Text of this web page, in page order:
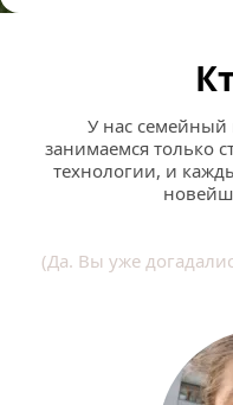
У нас семейный
занимаемся только
технологии, и
(Да. Вы уже